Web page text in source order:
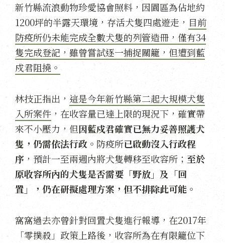
新竹縣流浪動物珍愛協會照料，因園區為佔地約
1200坪的半露天環境，存活犬隻四處遊走， 目前
防疫所仍未能完成全數犬隻的列管造冊，僅有34
隻完成登記，雖曾嘗試逐一捕捉關籠，但遭到藍
戍君阻撓。
林技正指出， 這是今年新竹縣第二起大規模犬隻
入所案件 ，在收容量已達上限的現況下，確實帶
來不小壓力，但因藍戍君確實已無力妥善照護犬
隻，仍需依法行政。 防疫所已啟動沒入行政程
序 ，預計一至兩週內將犬隻轉移至收容所； 至於
原收容所內的犬隻是否需要「野放」及「回
置」，仍在研擬處理方案，但不排除此可能。
窩窩過去亦曾針對回置犬隻進行報導，在2017年
「零撲殺」政策上路後，收容所為在有限籠位下